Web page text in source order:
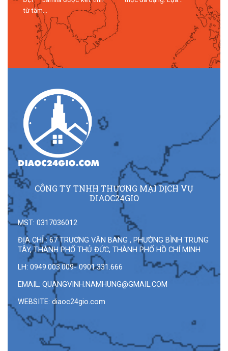
từ tâm...
CÔNG TY TNHH THƯƠNG MẠI DỊCH VỤ
DIAOC24GIO
MST: 0317036012
ĐỊA CHỈ : 67 TRƯƠNG VĂN BANG , PHƯỜNG BÌNH TRƯNG
TÂY, THÀNH PHỐ THỦ ĐỨC, THÀNH PHỐ HỒ CHÍ MINH
LH: 0949.003.009- 0901.331.666
EMAIL: QUANGVINH.NAMHUNG@GMAIL.COM
WEBSITE: diaoc24gio.com